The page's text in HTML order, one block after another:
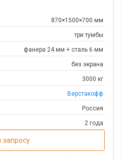
870×1500×700 мм
три тумбы
фанера 24 мм + сталь 6 мм
без экрана
3000 кг
Верстакофф
Россия
2 года
запросу